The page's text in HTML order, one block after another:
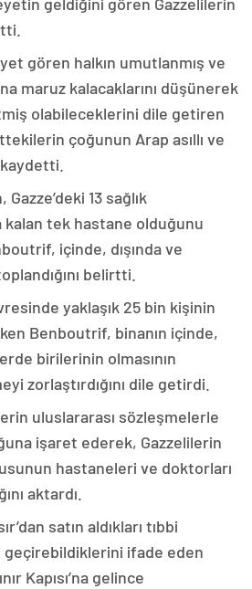
gören halkın umutlanmış ve
maruz kalacaklarını düşünerek
olabileceklerini dile getiren
çoğunun Arap asıllı ve
13 sağlık
tek hastane olduğunu
içinde, dışında ve
belirtti.
yaklaşık 25 bin kişinin
Benboutrif, binanın içinde,
birilerinin olmasının
zorlaştırdığını dile getirdi.
uluslararası sözleşmelerle
işaret ederek, Gazzelilerin
hastaneleri ve doktorları
aktardı.
satın aldıkları tıbbi
geçirebildiklerini ifade eden
Kapısı’na gelince